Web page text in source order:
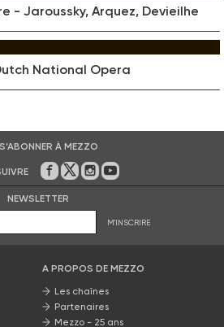
- Jaroussky, Arquez, Devieilhe
National Opera
S’ABONNER À MEZZO
Sur Facebook
Sur Twitter
Sur Instagram
Sur Youtube
NEWSLETTER
M'INSCRIRE
A PROPOS DE MEZZO
Les chaînes
Partenaires
Mezzo - 25 ans